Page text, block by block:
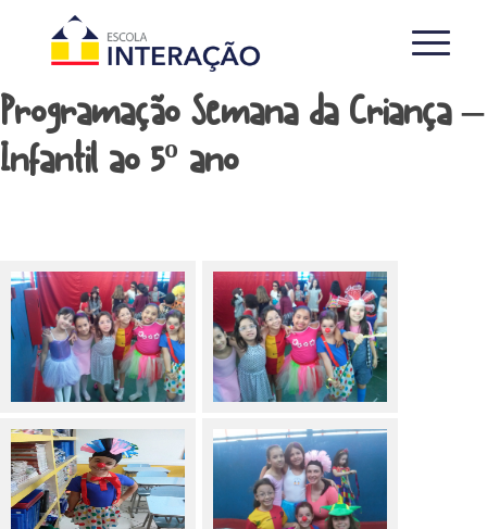
Programação Semana da Criança –
Infantil ao 5º ano